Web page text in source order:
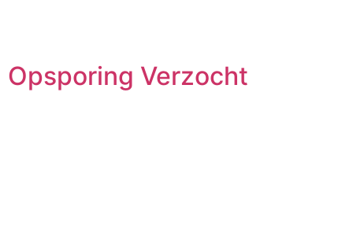
Opsporing Verzocht